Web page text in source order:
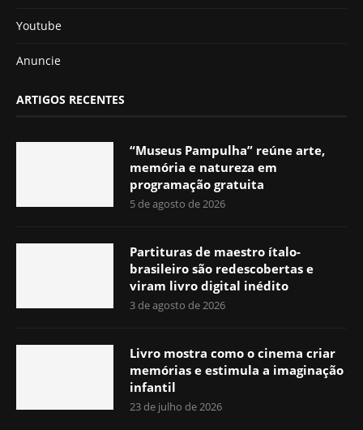
Youtube
Anuncie
ARTIGOS RECENTES
“Museus Pampulha” reúne arte,
memória e natureza em
programação gratuita
5 de agosto de 2026
Partituras de maestro ítalo-
brasileiro são redescobertas e
viram livro digital inédito
3 de agosto de 2026
Livro mostra como o cinema criar
memórias e estimula a imaginação
infantil
23 de julho de 2026